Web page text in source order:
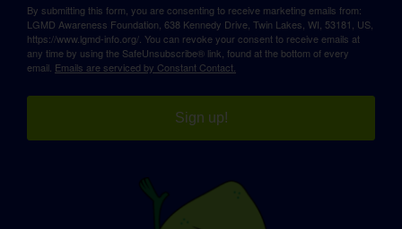
By submitting this form, you are consenting to receive marketing emails from:
LGMD Awareness Foundation, 638 Kennedy Drive, Twin Lakes, WI, 53181, US,
https://www.lgmd-info.org/. You can revoke your consent to receive emails at
any time by using the SafeUnsubscribe® link, found at the bottom of every
email. Emails are serviced by Constant Contact.
Sign up!